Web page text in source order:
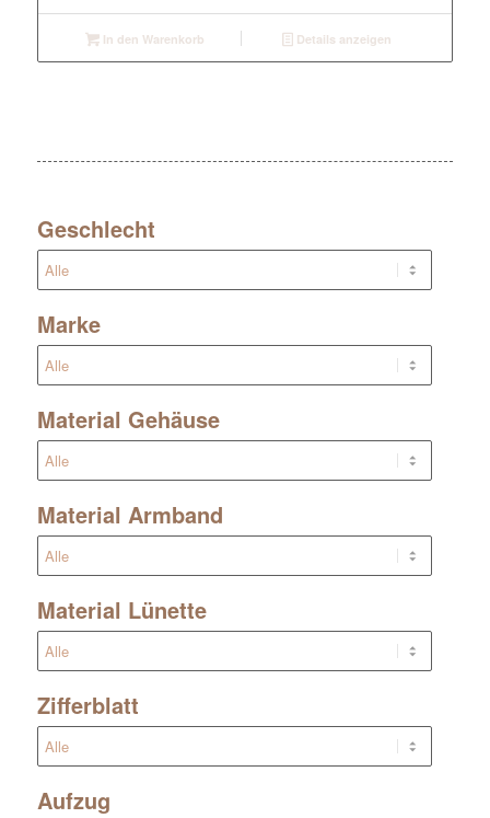
In den Warenkorb Details anzeigen
Geschlecht
Marke
Material Gehäuse
Material Armband
Material Lünette
Zifferblatt
Aufzug